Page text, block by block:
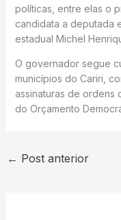
políticas, entre elas o
candidata a deputada
estadual Michel
O governador segue
municípios do Cariri,
assinaturas de ordens
do Orçamento
← Post anterior